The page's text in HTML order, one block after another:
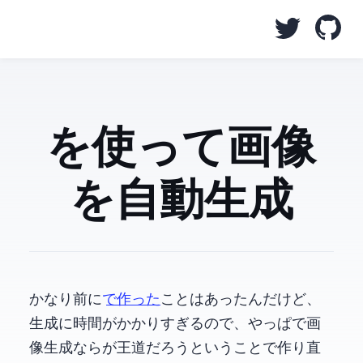
node.js canvas を使って OGP 画像
を自動生成
かなり前にpuppeteer で作った ことはあったんだけど、
生成に時間がかかりすぎるので、やっぱ node.js で画
像生成なら canvas が王道だろうということで作り直